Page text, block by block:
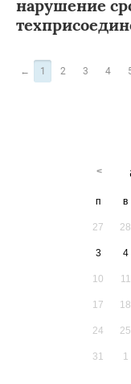
нарушение
← 1 2 3 4
п в
27 28
3 4
10 11
17 18
24 25
31 1